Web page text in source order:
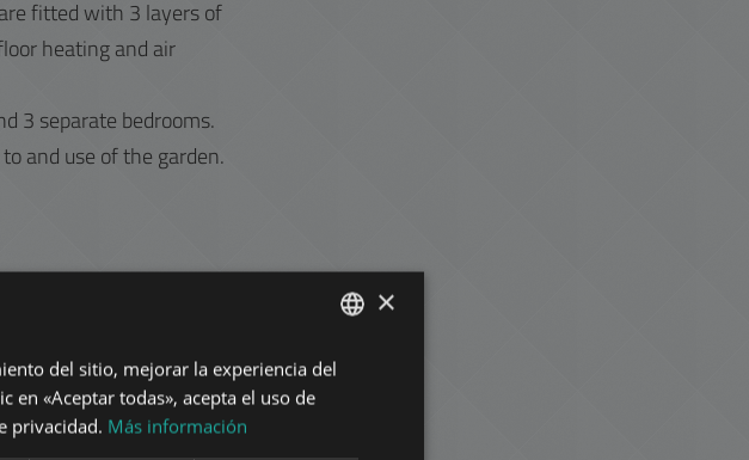
fitted with 3 layers of
heating and air
3 separate bedrooms.
and use of the garden.
4 terminus and
centres.
with a 2 month
ENGLISH
HUNGARIAN
×
del sitio, mejorar la experiencia del
en «Aceptar todas», acepta el uso de
privacidad. Más información